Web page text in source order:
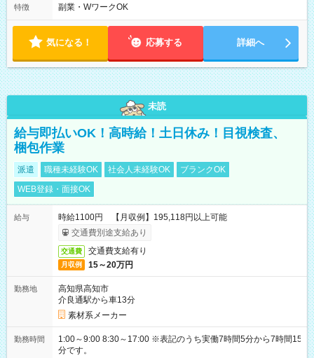
あたりの給与 2万円）
特徴 副業・WワークOK
気になる！ 応募する 詳細へ
未読
給与即払いOK！高時給！土日休み！目視検査、
梱包作業
派遣 職種未経験OK 社会人未経験OK
ブランクOK
WEB登録・面接OK
給与
時給1100円 【月収例】195,118円以上可能
交通費別途支給あり
交通費 交通費支給有り
月収例 15～20万円
勤務地
高知県高知市
介良通駅から車13分
素材系メーカー
勤務時間
1:00～9:00 8:30～17:00 ※表記のうち実働7時間5分から7時間15
分です。